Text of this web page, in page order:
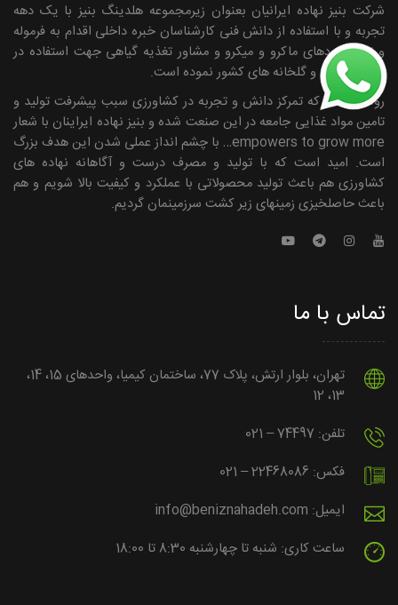
شرکت بنیز نهاده ایرانیان بعنوان زیرمجموعه هلدینگ بنیز با یک دهه
تجربه و با استفاده از دانش فنی کارشناسان خبره داخلی اقدام به فرموله
و تولید کودهای ماکرو و میکرو و مشاور تغذیه گیاهی جهت استفاده در
باغات، مزارع و گلخانه های کشور نموده است.
روشن است که تمرکز دانش و تجربه در کشاورزی سبب پیشرفت تولید و
تامین مواد غذایی جامعه در این صنعت شده و بنیز نهاده ایراینان با شعار
empowers to grow more… با چشم انداز عملی شدن این هدف بزرگ
است. امید است که با تولید و مصرف درست و آگاهانه نهاده ­های
کشاورزی هم باعث تولید محصولاتی با عملکرد و کیفیت بالا شویم و هم
باعث حاصلخیزی زمین­های زیر کشت سرزمینمان گردیم.
تماس با ما
تهران، بلوار ارتش، پلاک 77، ساختمان کیمیا، واحدهای 15، 14،
13، 12
تلفن: 74497 – 021
فکس: 22468086 – 021
ایمیل: info@beniznahadeh.com
ساعت کاری: شنبه تا چهارشنبه 8:30 تا 18:00